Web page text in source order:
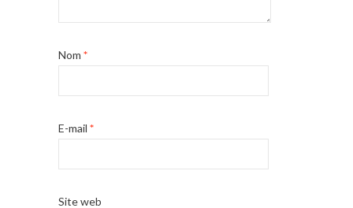
Nom *
E-mail *
Site web